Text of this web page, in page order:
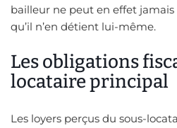
bailleur ne peut en effet
qu’il n’en détient lui-même.
Les obligations
locataire principal
Les loyers perçus du sous-